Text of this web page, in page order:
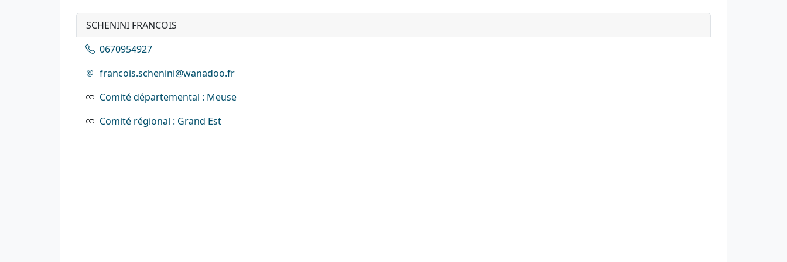
SCHENINI FRANCOIS
0670954927
francois.schenini@wanadoo.fr
Comité départemental : Meuse
Comité régional : Grand Est